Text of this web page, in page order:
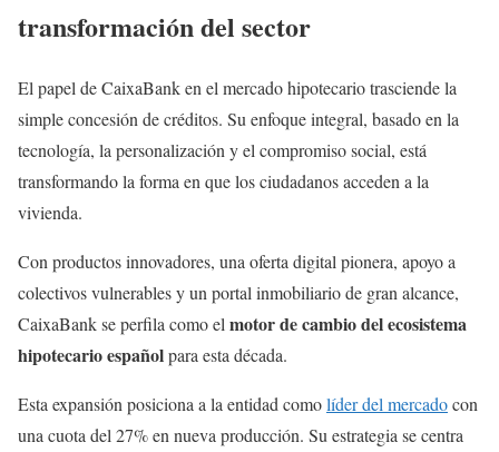
transformación del sector
El papel de CaixaBank en el mercado hipotecario trasciende la
simple concesión de créditos. Su enfoque integral, basado en la
tecnología, la personalización y el compromiso social, está
transformando la forma en que los ciudadanos acceden a la
vivienda.
Con productos innovadores, una oferta digital pionera, apoyo a
colectivos vulnerables y un portal inmobiliario de gran alcance,
CaixaBank se perfila como el motor de cambio del ecosistema
hipotecario españolpara esta década.
Esta expansión posiciona a la entidad comolíder del mercadocon
una cuota del 27% en nueva producción. Su estrategia se centra